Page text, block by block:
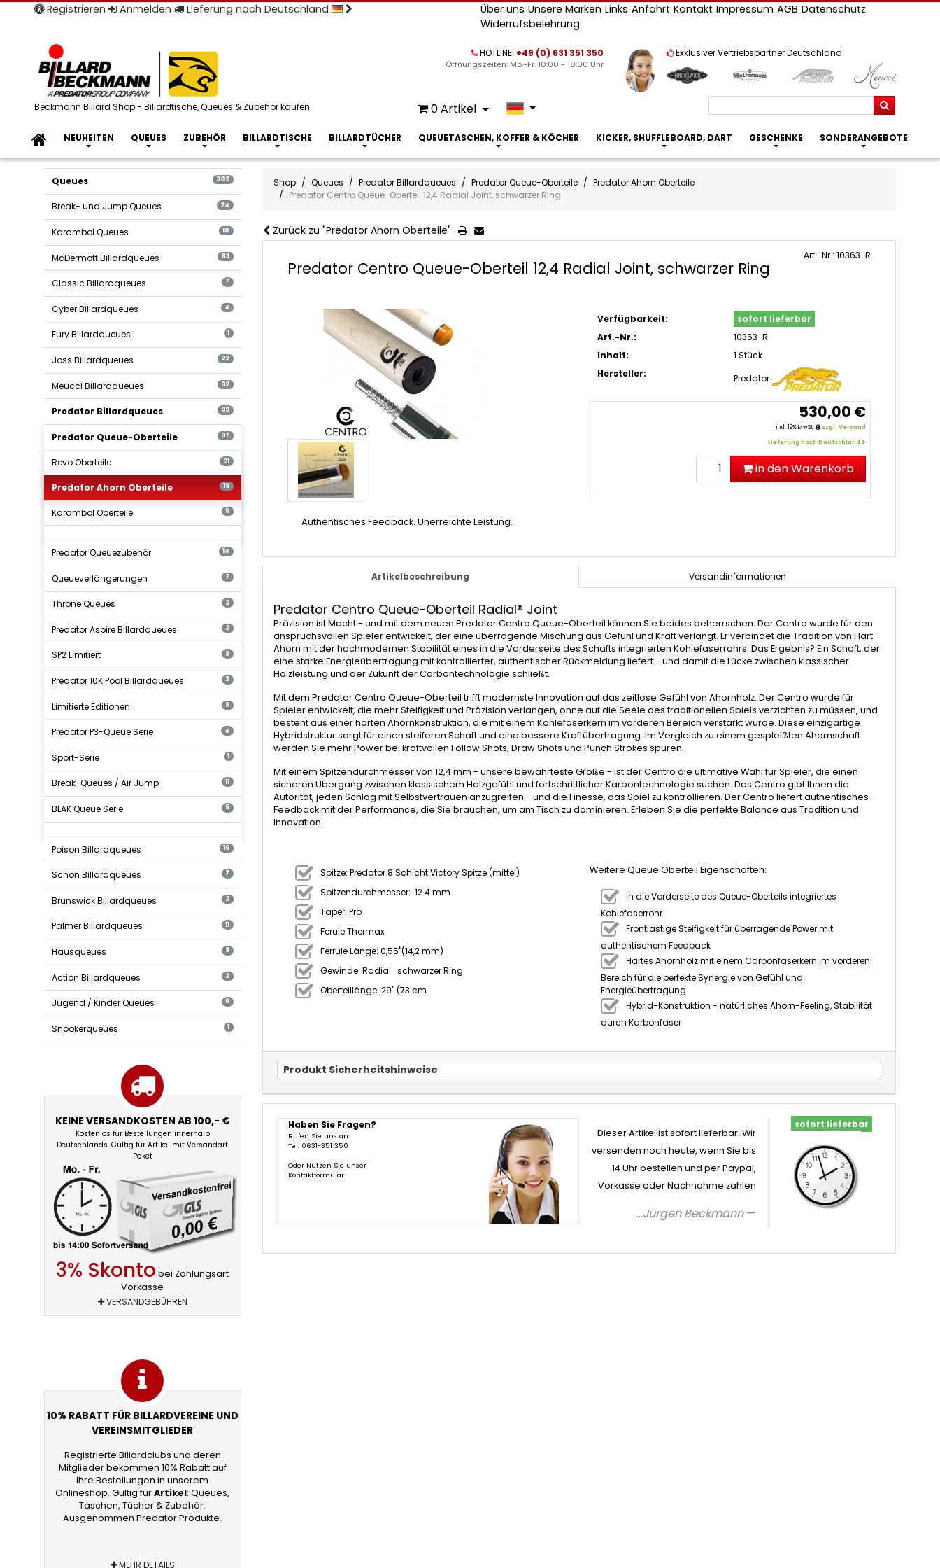
Registrieren Anmelden Lieferung nach Deutschland Über uns Unsere Marken Links Anfahrt Kontakt Impressum AGB Datenschutz
Widerrufsbelehrung
Beckmann Billard Shop - Billardtische, Queues & Zubehör kaufen
Exklusiver Vertriebspartner Deutschland
HOTLINE: +49 (0) 631 351 350
Öffnungszeiten: Mo.-Fr. 10:00 - 18:00 Uhr
0Artikel Suchen
NEUHEITEN QUEUES ZUBEHÖR BILLARDTISCHE BILLARDTÜCHER QUEUETASCHEN, KOFFER & KÖCHER KICKER, SHUFFLEBOARD, DART GESCHENKE SONDERANGEBOTE
Shop Queues Predator Billardqueues Predator Queue-Oberteile
Predator Ahorn Oberteile
Predator Centro Queue-Oberteil 12,4 Radial Joint, schwarzer Ring
Zurück zu "Predator Ahorn Oberteile"
Predator Centro Queue-Oberteil 12,4 Radial Joint, schwarzer Ring
Art.-Nr.: 10363-R
Authentisches Feedback. Unerreichte Leistung.
Verfügbarkeit:
sofort lieferbar
Art.-Nr.:
10363-R
Inhalt:
1 Stück
Hersteller:
Predator
530,00 €
inkl. 19% MwSt.
zzgl. Versand
Lieferung nach Deutschland
in den Warenkorb
Artikelbeschreibung Versandinformationen
Predator Centro Queue-Oberteil Radial® Joint
Präzision ist Macht - und mit dem neuen Predator Centro Queue-Oberteil können Sie beides beherrschen. Der Centro wurde für den
anspruchsvollen Spieler entwickelt, der eine überragende Mischung aus Gefühl und Kraft verlangt. Er verbindet die Tradition von Hart-
Ahorn mit der hochmodernen Stabilität eines in die Vorderseite des Schafts integrierten Kohlefaserrohrs. Das Ergebnis? Ein Schaft, der
eine starke Energieübertragung mit kontrollierter, authentischer Rückmeldung liefert - und damit die Lücke zwischen klassischer
Holzleistung und der Zukunft der Carbontechnologie schließt.
Mit dem Predator Centro Queue-Oberteil trifft modernste Innovation auf das zeitlose Gefühl von Ahornholz. Der Centro wurde für
Spieler entwickelt, die mehr Steifigkeit und Präzision verlangen, ohne auf die Seele des traditionellen Spiels verzichten zu müssen, und
besteht aus einer harten Ahornkonstruktion, die mit einem Kohlefaserkern im vorderen Bereich verstärkt wurde. Diese einzigartige
Hybridstruktur sorgt für einen steiferen Schaft und eine bessere Kraftübertragung. Im Vergleich zu einem gespleißten Ahornschaft
werden Sie mehr Power bei kraftvollen Follow Shots, Draw Shots und Punch Strokes spüren.
Mit einem Spitzendurchmesser von 12,4 mm - unsere bewährteste Größe - ist der Centro die ultimative Wahl für Spieler, die einen
sicheren Übergang zwischen klassischem Holzgefühl und fortschrittlicher Karbontechnologie suchen. Das Centro gibt Ihnen die
Autorität, jeden Schlag mit Selbstvertrauen anzugreifen - und die Finesse, das Spiel zu kontrollieren. Der Centro liefert authentisches
Feedback mit der Performance, die Sie brauchen, um am Tisch zu dominieren. Erleben Sie die perfekte Balance aus Tradition und
Innovation.
Spitze: Predator 8 Schicht Victory Spitze (mittel)
Spitzendurchmesser: 12.4 mm
Taper: Pro
Ferule Thermax
Ferrule Länge: 0,55"(14,2 mm)
Gewinde: Radial schwarzer Ring
Oberteillänge: 29" (73 cm
Weitere Queue Oberteil Eigenschaften:
In die Vorderseite des Queue-Oberteils integriertes
Kohlefaserrohr
Frontlastige Steifigkeit für überragende Power mit
authentischem Feedback
Hartes Ahornholz mit einem Carbonfaserkern im vorderen
Bereich für die perfekte Synergie von Gefühl und
Energieübertragung
Hybrid-Konstruktion - natürliches Ahorn-Feeling, Stabilität
durch Karbonfaser
Produkt Sicherheitshinweise
Haben Sie Fragen?
Rufen Sie uns an:
Tel: 0631-351 350
Oder Nutzen Sie unser
Kontaktformular
Dieser Artikel ist sofort lieferbar. Wir
versenden noch heute, wenn Sie bis
14 Uhr bestellen und per Paypal,
Vorkasse oder Nachnahme zahlen
...Jürgen Beckmann
sofort lieferbar
Queues 302
Break- und Jump Queues 24
Karambol Queues 10
McDermott Billardqueues 83
Classic Billardqueues 7
Cyber Billardqueues 4
Fury Billardqueues 1
Joss Billardqueues 22
Meucci Billardqueues 32
Predator Billardqueues 99
Predator Queue-Oberteile 37
Revo Oberteile 21
Predator Ahorn Oberteile 16
Karambol Oberteile 5
Predator Queuezubehör 14
Queueverlängerungen 7
Throne Queues 2
Predator Aspire Billardqueues 2
SP2 Limitiert 8
Predator 10K Pool Billardqueues 2
Limitierte Editionen 8
Predator P3-Queue Serie 4
Sport-Serie 1
Break-Queues / Air Jump 11
BLAK Queue Serie 5
Poison Billardqueues 16
Schon Billardqueues 7
Brunswick Billardqueues 2
Palmer Billardqueues 11
Hausqueues 8
Action Billardqueues 2
Jugend / Kinder Queues 6
Snookerqueues 1
KEINE VERSANDKOSTEN AB 100,- €
Kostenlos für Bestellungen innerhalb
Deutschlands. Gültig für Artikel mit Versandart
Paket
3% Skonto bei Zahlungsart
Vorkasse
VERSANDGEBÜHREN
10% RABATT FÜR BILLARDVEREINE UND
VEREINSMITGLIEDER
Registrierte Billardclubs und deren
Mitglieder bekommen 10% Rabatt auf
Ihre Bestellungen in unserem
Onlineshop. Gültig fürArtikel: Queues,
Taschen, Tücher & Zubehör.
Ausgenommen Predator Produkte.
MEHR DETAILS